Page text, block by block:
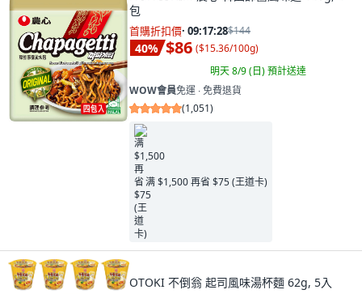
包
首購折扣價· 09:17:26$144
40% $86 ($15.36/100g)
明天 8/9 (日)預計送達
WOW會員免運 ∙ 免費退貨
(1,051)
满 $1,500 再省 $75 (王道卡)
OTOKI 不倒翁 起司風味湯杯麵 62g, 5入